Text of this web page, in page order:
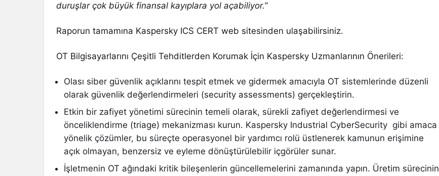
duruşlar çok büyük finansal kayıplara yol açabiliyor.”
Raporun tamamına Kaspersky ICS CERT web sitesinden ulaşabilirsiniz.
OT Bilgisayarlarını Çeşitli Tehditlerden Korumak İçin Kaspersky Uzmanlarının Önerileri:
Olası siber güvenlik açıklarını tespit etmek ve gidermek amacıyla OT sistemlerinde düzenli
olarak güvenlik değerlendirmeleri (security assessments) gerçekleştirin.
Etkin bir zafiyet yönetimi sürecinin temeli olarak, sürekli zafiyet değerlendirmesi ve
önceliklendirme (triage) mekanizması kurun. Kaspersky Industrial CyberSecurity gibi amaca
yönelik çözümler, bu süreçte operasyonel bir yardımcı rolü üstlenerek kamunun erişimine
açık olmayan, benzersiz ve eyleme dönüştürülebilir içgörüler sunar.
İşletmenin OT ağındaki kritik bileşenlerin güncellemelerini zamanında yapın. Üretim sürecinin